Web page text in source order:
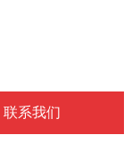
联系我们